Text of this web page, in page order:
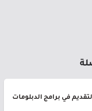
في برامج الدبلومات